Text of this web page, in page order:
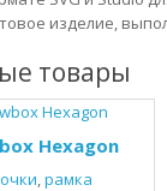
изделие,
товары
Hexagon
,рамка